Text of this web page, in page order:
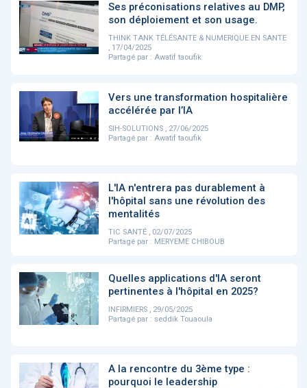
Ses préconisations relatives au DMP,
son déploiement et son usage.
THINK TANK TÉLÉSANTE & NUMERIQUE EN SANTE
, 17/04/2025
Partagé par : Awatif taoufik
Vers une transformation hospitalière
accélérée par l’IA
SIH-SOLUTIONS , 27/06/2025
Partagé par : Awatif taoufik
L'IA n'entrera pas durablement à
l'hôpital sans une révolution des
mentalités
TIC SANTÉ , 02/07/2025
Partagé par : MERYEME CHIBOUB
Quelles applications d'IA seront
pertinentes à l'hôpital en 2025?
INFIRMIERS , 29/05/2025
Partagé par : seddik Touaoula
A la rencontre du 3ème type :
pourquoi le leadership
‹ 1 2 3 4 5 ›
ApTeleCare H'ABILITY
‹ 1 2 3 4 5
Cancer du sein : de
nouvelles pistes pour des
"Le stéthoscope du 21ème
siècle": comment
‹ 1 2 3